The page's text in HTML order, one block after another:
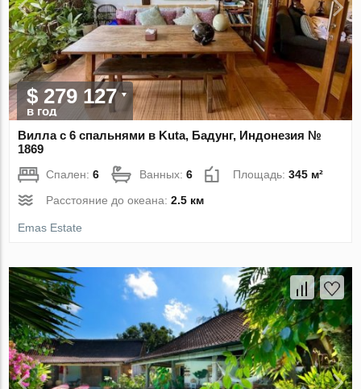
$ 279 127
в год
Вилла с 6 спальнями в Kuta, Бадунг, Индонезия №
1869
Спален:6 Ванных:6 Площадь:345 м²
Расстояние до океана:2.5 км
Emas Estate